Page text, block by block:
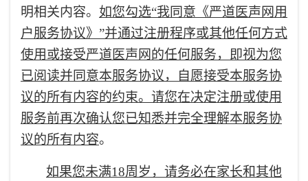
明相关内容。 如您勾选“我同意《严道医声网用
户服务协议》”并通过注册程序或其他任何方式
使用或接受严道医声网的任何服务，即视为您
已阅读并同意本服务协议，自愿接受本服务协
议的所有内容的约束。请您在决定注册或使用
服务前再次确认您已知悉并完全理解本服务协
议的所有内容。
如果您未满18周岁，请务必在家长和其他